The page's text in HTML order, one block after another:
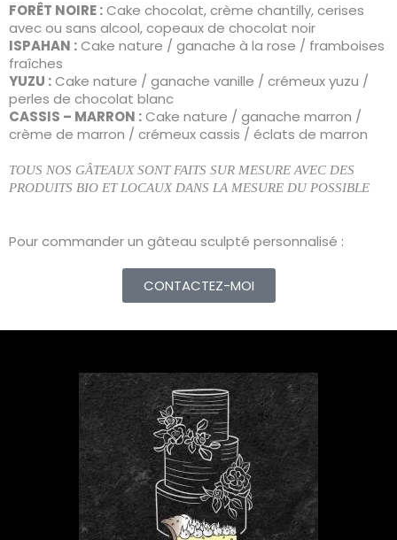
FORÊT NOIRE :Cake chocolat, crème chantilly, cerises
avec ou sans alcool, copeaux de chocolat noir
ISPAHAN :Cake nature / ganache à la rose / framboises
fraîches
YUZU :Cake nature / ganache vanille / crémeux yuzu /
perles de chocolat blanc
CASSIS – MARRON :Cake nature / ganache marron /
crème de marron / crémeux cassis / éclats de marron
TOUS NOS GÂTEAUX SONT FAITS SUR MESURE AVEC DES
PRODUITS BIO ET LOCAUX DANS LA MESURE DU POSSIBLE
Pour commander un gâteau sculpté personnalisé :
CONTACTEZ-MOI